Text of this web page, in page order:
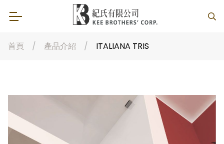
首頁 產品介紹 ITALIANA TRIS